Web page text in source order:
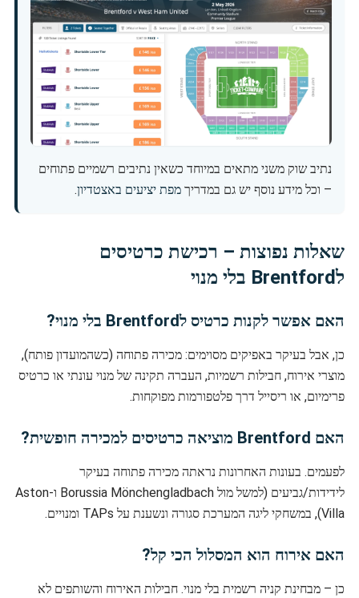
נתיב שוק משני מתאים במיוחד כשאין נתיבים רשמיים פתוחים
– וכל מידע נוסף יש גם במדריך מפת יציעים באצטדיון.
שאלות נפוצות – רכישת כרטיסים
לBrentford בלי מנוי
האם אפשר לקנות כרטיס לBrentford בלי מנוי?
כן, אבל בעיקר באפיקים מסוימים: מכירה פתוחה (כשהמועדון פותח),
מוצרי אירוח, חבילות רשמיות, העברה תקינה של מנוי עונתי או כרטיס
פרימיום, או ריסייל דרך פלטפורמות מפוקחות.
האם Brentford מוציאה כרטיסים למכירה חופשית?
לפעמים. בעונות האחרונות נראתה מכירה פתוחה בעיקר
לידידות/גביעים (למשל מול Borussia Mönchengladbach ו-Aston
Villa), במשחקי ליגה המערכת סגורה ונשענת על TAPs ומנויים.
האם אירוח הוא המסלול הכי קל?
כן – מבחינת קניה רשמית בלי מנוי. חבילות האירוח והשותפים לא